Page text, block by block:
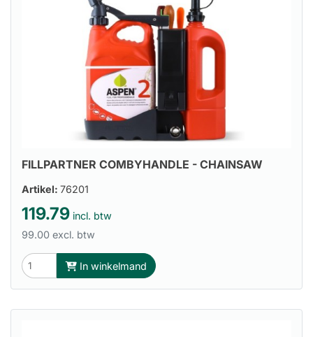
FILLPARTNER COMBYHANDLE - CHAINSAW
Artikel: 76201
119.79 incl. btw
99.00 excl. btw
In winkelmand